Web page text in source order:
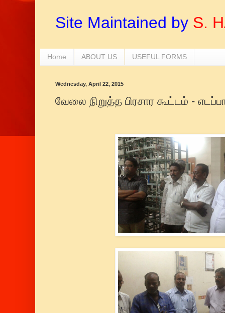
Site Maintained by S.
Home ABOUT US USEFUL FORMS
Wednesday, April 22, 2015
வேலை நிறுத்த பிரசார கூட்டம் -